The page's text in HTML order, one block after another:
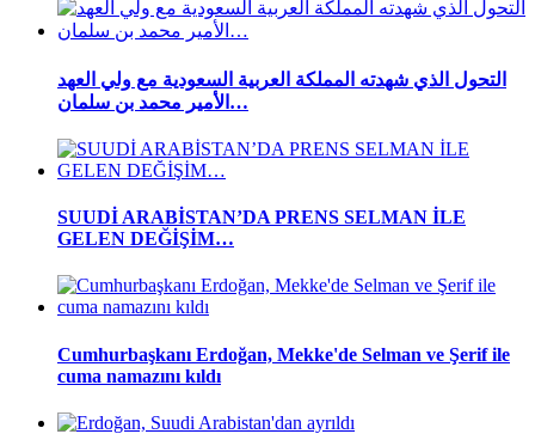
التحول الذي شهدته المملكة العربية السعودية مع ولي العهد
الأمير محمد بن سلمان…
SUUDİ ARABİSTAN’DA PRENS SELMAN İLE
GELEN DEĞİŞİM…
Cumhurbaşkanı Erdoğan, Mekke'de Selman ve Şerif ile
cuma namazını kıldı